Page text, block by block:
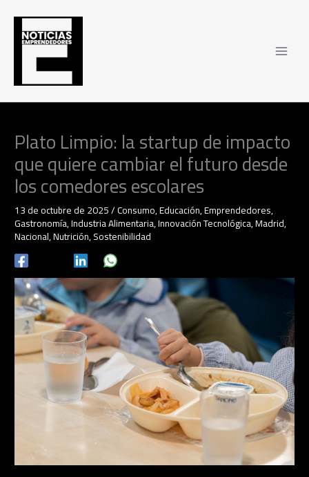
contenido
Plato Limpio: la startup de impacto
que quiere cambiar el futuro desde
los comedores escolares
13 de octubre de 2025/Consumo,Educación,Emprendedores,
Gastronomía,Industria Alimentaria,Innovación Tecnológica,Madrid,
Nacional,Nutrición,Sostenibilidad